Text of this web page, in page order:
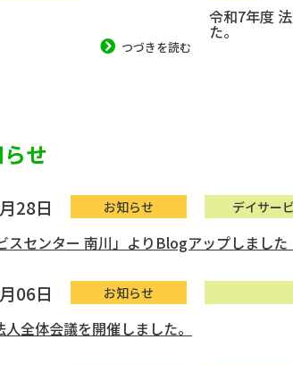
つづきを読む
令和7年度
た。
せ
28日 お知らせ デイサー
スセンター 南川」よりBlogアップしました
06日 お知らせ
全体会議を開催しました。